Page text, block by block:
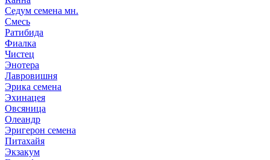
Седум семена мн.
Смесь
Ратибида
Фиалка
Чистец
Энотера
Лавровишня
Эрика семена
Эхинацея
Овсяница
Олеандр
Эригерон семена
Питахайя
Экзакум